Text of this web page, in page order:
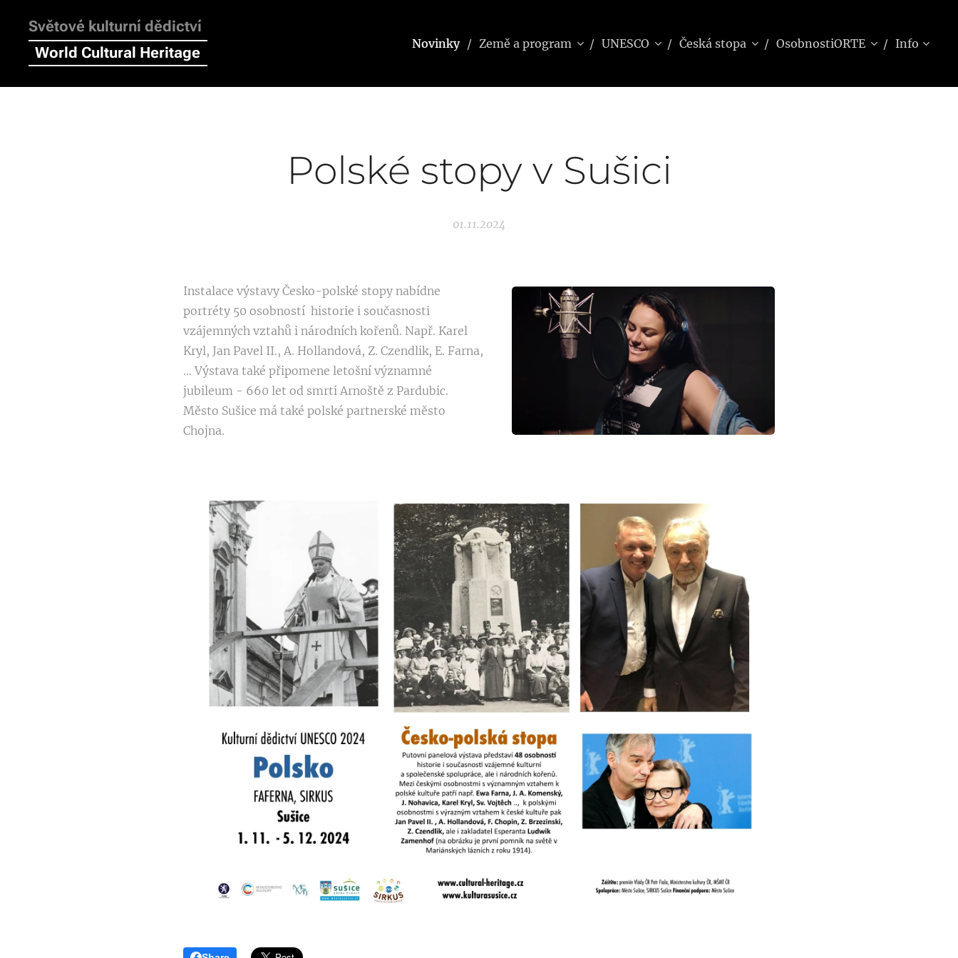
Světové kulturní dědictví
World Cultural Heritage
Novinky Země a program UNESCO Česká stopa OsobnostiORTE Info
Polské stopy v Sušici
01.11.2024
Instalace výstavy Česko-polské stopy nabídne
portréty 50 osobností historie i současnosti
vzájemných vztahů i národních kořenů. Např. Karel
Kryl, Jan Pavel II., A. Hollandová, Z. Czendlik, E. Farna,
... Výstava také připomene letošní významné
jubileum - 660 let od smrti Arnoště z Pardubic.
Město Sušice má také polské partnerské město
Chojna.